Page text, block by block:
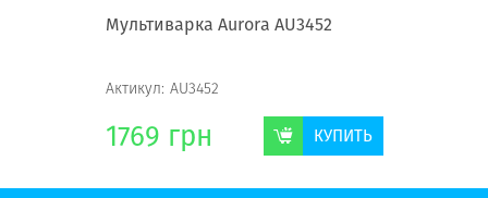
Мультиварка Aurora AU3452
Актикул: AU3452
1769 грн КУПИТЬ